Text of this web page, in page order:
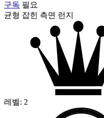
구독 필요
균형 잡힌 측면 런지
레벨: 2